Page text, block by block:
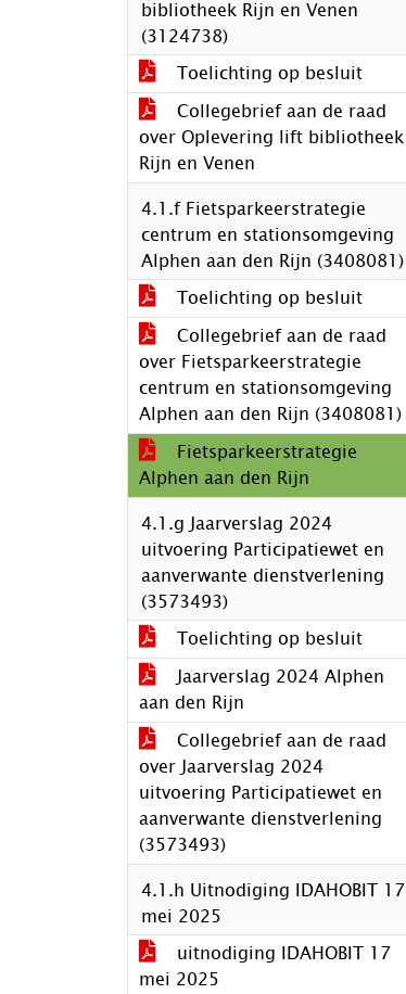
bibliotheek Rijn en Venen
(3124738)
Toelichting op besluit
Collegebrief aan de raad
over Oplevering lift bibliotheek
Rijn en Venen
4.1.f Fietsparkeerstrategie
centrum en stationsomgeving
Alphen aan den Rijn (3408081)
Toelichting op besluit
Collegebrief aan de raad
over Fietsparkeerstrategie
centrum en stationsomgeving
Alphen aan den Rijn (3408081)
Fietsparkeerstrategie
Alphen aan den Rijn
4.1.g Jaarverslag 2024
uitvoering Participatiewet en
aanverwante dienstverlening
(3573493)
Toelichting op besluit
Jaarverslag 2024 Alphen
aan den Rijn
Collegebrief aan de raad
over Jaarverslag 2024
uitvoering Participatiewet en
aanverwante dienstverlening
(3573493)
4.1.h Uitnodiging IDAHOBIT 17
mei 2025
uitnodiging IDAHOBIT 17
mei 2025